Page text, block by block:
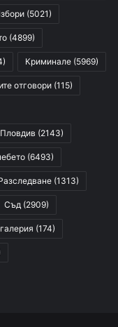
(5021)
(4899)
Криминале (5969)
отговори (115)
(2143)
(6493)
(1313)
Съд (2909)
(174)